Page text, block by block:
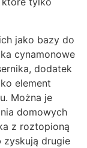
jako bazy do
cynamonowe
dodatek
element
Można je
domowych
z roztopioną
zyskują drugie